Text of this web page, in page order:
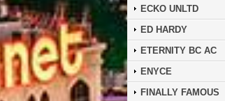
ECKO UNLTD
ED HARDY
ETERNITY BC AC
ENYCE
FINALLY FAMOUS